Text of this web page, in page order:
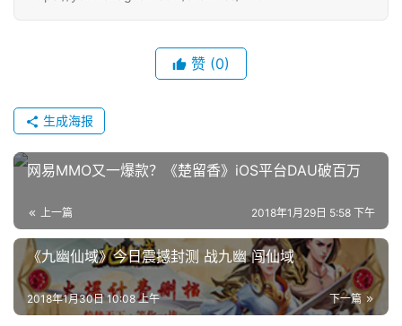
赞 (0)
生成海报
网易MMO又一爆款？《楚留香》iOS平台DAU破百万
上一篇 2018年1月29日 5:58 下午
《九幽仙域》今日震撼封测 战九幽 闯仙域
下一篇
2018年1月30日 10:08 上午